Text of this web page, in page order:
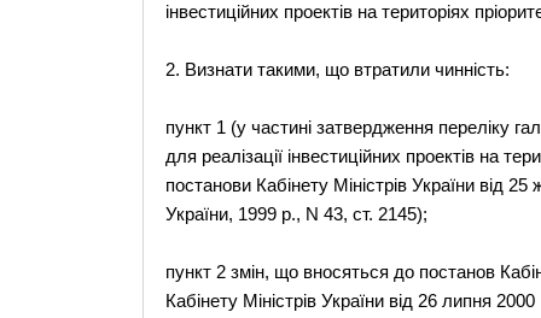
інвестиційних проектів на територіях
2. Визнати такими, що втратили чинність:
пункт 1 (у частині затвердження переліку
для реалізації інвестиційних проектів на
постанови Кабінету Міністрів України від
України, 1999 р., N 43, ст. 2145);
пункт 2 змін, що вносяться до постанов
Кабінету Міністрів України від 26 липня